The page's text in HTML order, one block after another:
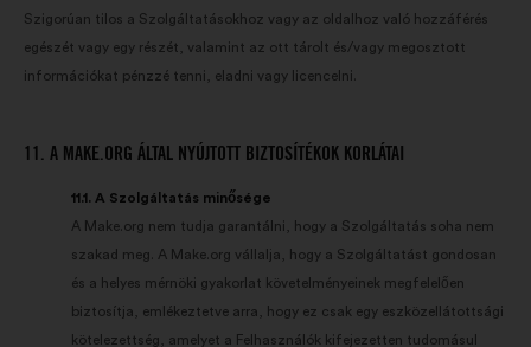
Szigorúan tilos a Szolgáltatásokhoz vagy az oldalhoz való hozzáférés
egészét vagy egy részét, valamint az ott tárolt és/vagy megosztott
információkat pénzzé tenni, eladni vagy licencelni.
11. A MAKE.ORG ÁLTAL NYÚJTOTT BIZTOSÍTÉKOK KORLÁTAI
11.1. A Szolgáltatás minősége
A Make.org nem tudja garantálni, hogy a Szolgáltatás soha nem
szakad meg. A Make.org vállalja, hogy a Szolgáltatást gondosan
és a helyes mérnöki gyakorlat követelményeinek megfelelően
biztosítja, emlékeztetve arra, hogy ez csak egy eszközellátottsági
kötelezettség, amelyet a Felhasználók kifejezetten tudomásul